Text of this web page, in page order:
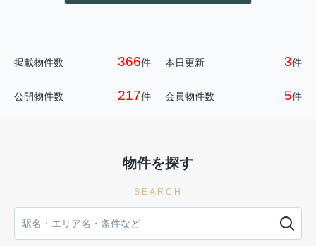
掲載物件数 366件 本日更新 3件
公開物件数 217件 会員物件数 5件
物件を探す
SEARCH